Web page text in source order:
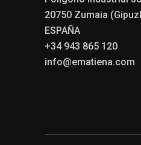
20750 Zumaia
ESPAÑA
+34 943 865 120
info@ematiena.com